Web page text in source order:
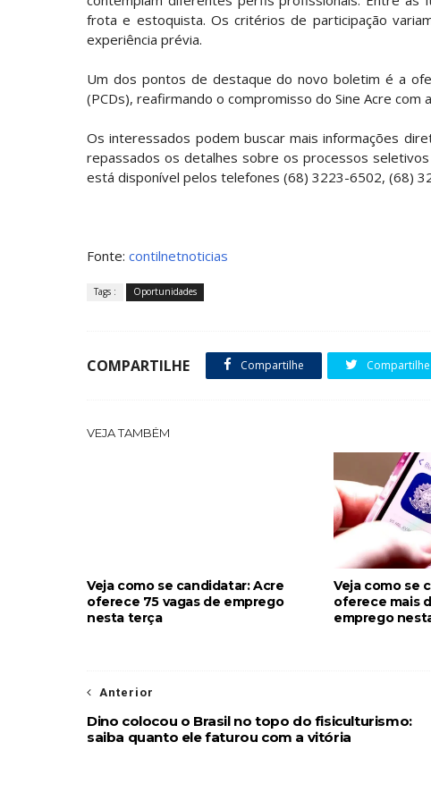
frota e estoquista. Os critérios de participação
experiência prévia.
Um dos pontos de destaque do novo boletim é a
(PCDs), reafirmando o compromisso do Sine Acre
Os interessados podem buscar mais informações
repassados os detalhes sobre os processos
está disponível pelos telefones (68) 3223-6502, (68)
Fonte: contilnetnoticias
Tags : Oportunidades
COMPARTILHE Compartilhe Compartilhe
VEJA TAMBÉM
Veja como se candidatar: Acre
oferece 75 vagas de emprego
nesta terça
Veja como se
oferece mais
emprego
Anterior
Dino colocou o Brasil no topo do fisiculturismo:
saiba quanto ele faturou com a vitória